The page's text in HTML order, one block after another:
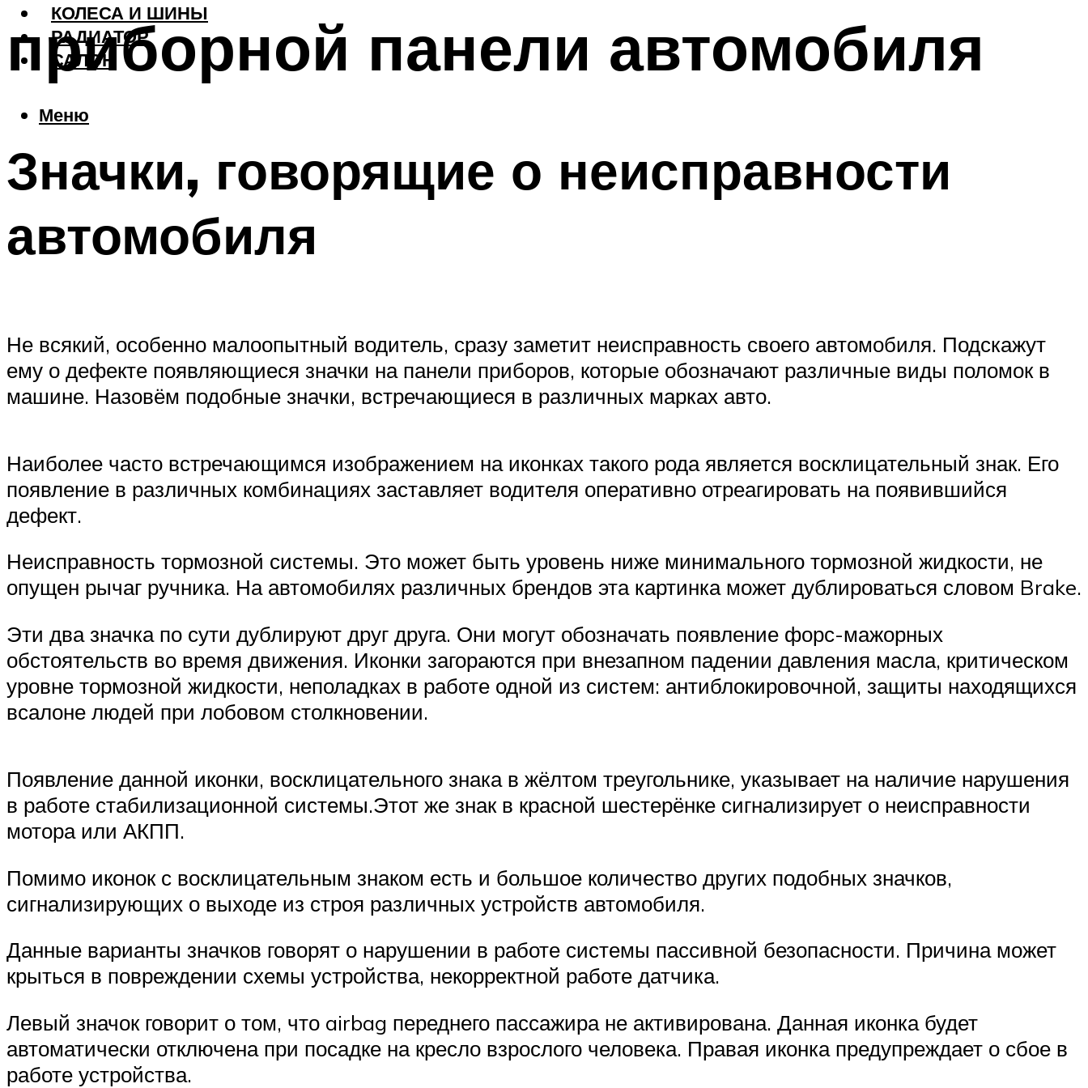
КОЛЕСА И ШИНЫ
РАДИАТОР
САЛОН
Меню
приборной панели автомобиля
Значки, говорящие о неисправности
автомобиля
Не всякий, особенно малоопытный водитель, сразу заметит неисправность своего автомобиля. Подскажут
ему о дефекте появляющиеся значки на панели приборов, которые обозначают различные виды поломок в
машине. Назовём подобные значки, встречающиеся в различных марках авто.
Наиболее часто встречающимся изображением на иконках такого рода является восклицательный знак. Его
появление в различных комбинациях заставляет водителя оперативно отреагировать на появившийся
дефект.
Неисправность тормозной системы. Это может быть уровень ниже минимального тормозной жидкости, не
опущен рычаг ручника. На автомобилях различных брендов эта картинка может дублироваться словом Brake.
Эти два значка по сути дублируют друг друга. Они могут обозначать появление форс-мажорных
обстоятельств во время движения. Иконки загораются при внезапном падении давления масла, критическом
уровне тормозной жидкости, неполадках в работе одной из систем: антиблокировочной, защиты находящихся
всалоне людей при лобовом столкновении.
Появление данной иконки, восклицательного знака в жёлтом треугольнике, указывает на наличие нарушения
в работе стабилизационной системы.Этот же знак в красной шестерёнке сигнализирует о неисправности
мотора или АКПП.
Помимо иконок с восклицательным знаком есть и большое количество других подобных значков,
сигнализирующих о выходе из строя различных устройств автомобиля.
Данные варианты значков говорят о нарушении в работе системы пассивной безопасности. Причина может
крыться в повреждении схемы устройства, некорректной работе датчика.
Левый значок говорит о том, что airbag переднего пассажира не активирована. Данная иконка будет
автоматически отключена при посадке на кресло взрослого человека. Правая иконка предупреждает о сбое в
работе устройства.